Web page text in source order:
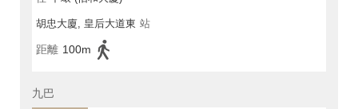
胡忠大廈, 皇后大道東 站
距離 100m
九巴